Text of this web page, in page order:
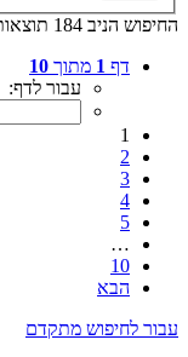
החיפוש הניב 184 תוצאות
דף 1 מתוך 10
עבור לדף:
1
2
3
4
5
…
10
הבא
עבור לחיפוש מתקדם